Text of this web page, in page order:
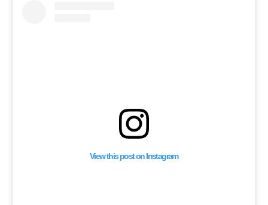
View this post on Instagram